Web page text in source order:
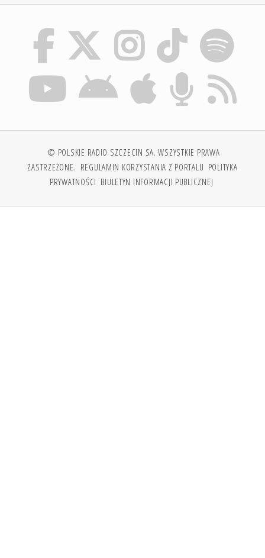
© POLSKIE RADIO SZCZECIN SA. WSZYSTKIE PRAWA
ZASTRZEŻONE. REGULAMIN KORZYSTANIA Z PORTALU POLITYKA
PRYWATNOŚCI BIULETYN INFORMACJI PUBLICZNEJ